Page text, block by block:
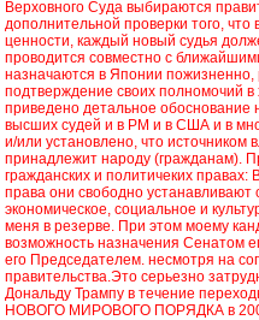
Верховного Суда выбираются
дополнительной проверки того,
ценности, каждый новый судья
проводится совместно с
назначаются в Японии пожизненно,
подтверждение своих полномочий
приведено детальное
высших судей и в РМ и в США и в
и/или установлено, что источником
принадлежит народу (гражданам).
гражданских и политичеких правах:
права они свободно устанавливают
экономическое, социальное и
меня в резерве. При этом моему
возможность назначения Сенатом
его Председателем. несмотря на
правительства.Это серьезно
Дональду Трампу в течение
НОВОГО МИРОВОГО ПОРЯДКА в